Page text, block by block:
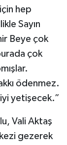
hep
Sayın
Beye çok
çok
ödenmez.
yetişecek.”
Vali Aktaş
gezerek